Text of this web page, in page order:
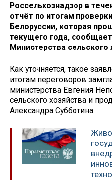
Россельхознадзор в
отчёт по итогам
Белоруссии, которая
текущего года,
Министерства сельского
Как уточняется, такое
итогам переговоров
министерства Евгения
сельского хозяйства и
Александра Субботина.